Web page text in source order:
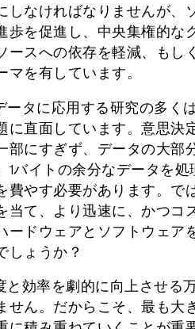
しなければなりませんが、
歩を促進し、中央集権的な
ースへの依存を軽減、もし
マを有しています。
ータに応用する研究の多く
に直面しています。意思決
部にすぎず、データの大部
1バイトの余分なデータを
費やす必要があります。で
当て、より迅速に、かつコ
ードウェアとソフトウェア
しょうか？
と効率を劇的に向上させる
せん。だからこそ、最も大